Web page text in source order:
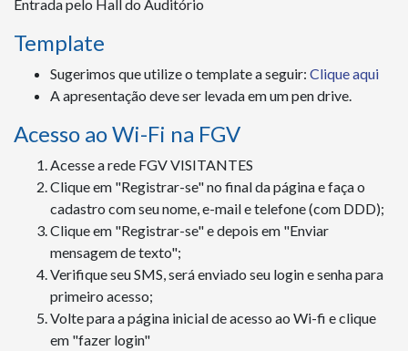
Entrada pelo Hall do Auditório
Template
Sugerimos que utilize o template a seguir: Clique aqui
A apresentação deve ser levada em um pen drive.
Acesso ao Wi-Fi na FGV
Acesse a rede FGV VISITANTES
Clique em "Registrar-se" no final da página e faça o
cadastro com seu nome, e-mail e telefone (com DDD);
Clique em "Registrar-se" e depois em "Enviar
mensagem de texto";
Verifique seu SMS, será enviado seu login e senha para
primeiro acesso;
Volte para a página inicial de acesso ao Wi-fi e clique
em "fazer login"